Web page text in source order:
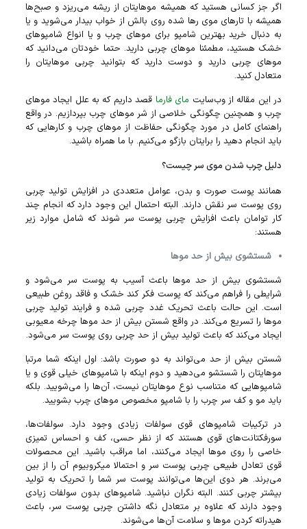
اگر جز کسانی هستید که همیشه مو‌هایتان از ریشه می‌ریزد و صبح‌ها
همیشه با تار‌های موی ر‌ها شده روی بالش از خواب بیدار می‌شوید و یا
به دنبال خرید بهترین شامپو برای موهای چرب و یا انواع شامپو‌های
خشک هستید، مطمئنا مو‌های چربی دارید. حتما خودتان می‌دانید که
مو‌های چربی دارید و دوست دارید که بتوانید چربی مو‌هایتان را
متعادل کنید.
در این مقاله از وب‌سایت مای فارما قصد داریم که به علل ایجاد مو‌های
چرب و همچنین چگونگی خلاصی از شر مو‌های چرب بپردازیم. در واقع
راهنمای کامل در مورد چگونگی حفاظت از مو‌های چرب و کار‌هایی که
باید انجام دهید را برایتان بازگو می‌کنیم. با ما همراه باشید.
دلیل چرب شدن موی سر چیست؟
همانند پوست صورت و بدن، عوامل متعددی در افزایش تولید چربی
روی پوست سر نقش دارند. البته احتمال این وجود دارد که انجام چند
کار توامان باعث افزایش چربی پوست سر شوند که شامل موارد زیر
هستند:
شستشوی بیش از حد مو‌ها
شستشوی بیش از حد مو‌ها باعث آسیب به پوست سر می‌شود و
شرایطی را فراهم می‌کند که پوست فکر کند خشک و فاقد روغن طبیعی
است. این حالت باعث تحریک غدد چربی شده و فرایند تولید چربی
مو‌ها را تسریع می‌کند. در واقع شستن بیش از حد مو‌ها چرخه معیوبی
ایجاد می‌کند که باعث تولید بیش از حد چربی روی پوست سر می‌شود.
شستن بیش از حد می‌تواند به دو صورت باشد: اول اینکه شما مرتبا
مو‌هایتان را شستشو می‌دهید و دوم اینکه با شامپو‌های خیلی قوی و یا
شامپو‌هایی که متناسب نوع مو‌هایتان نیست، آن‌ها را می‌شویید. بلکه
باید مو و کف سر چرب را با شامپو مخصوص موهای چرب بشویید.
در ترکیبات شامپو‌های قوی سولفات زیادی وجود دارد. سولفات‌ها،
سورفکتانت‌های قوی هستند که از نظر حسی، کف و احساس تمیزی
خاصی را روی مو‌ها ایجاد می‌کنند، اما مراقب باشید. این محصولات
قوی تعادل طبیعی چربی پوست سر و احتمالا میکروبیوم آن را از بین
می‌برند. هر دوی این‌ها می‌توانند پوست سر شما را تحریک به تولید
بیشتر چربی کنند. البته نگران نباشید. شامپو‌های بدون سولفات زیادی
وجود دارند که علاوه بر متعادل نگه داشتن چربی پوست سر، باعث
هیدراته کردن مو‌ها و سلامت آن‌ها می‌شوند.